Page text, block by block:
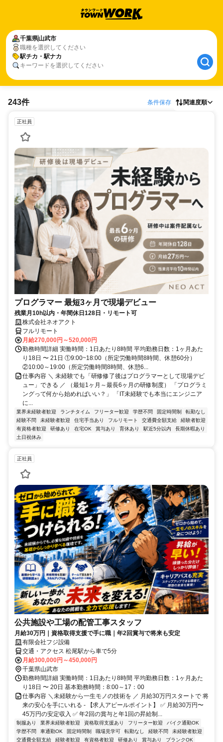
千葉県山武市
職種を選択してください
駅チカ・駅ナカ
キーワードを選択してください
243件 条件保存 関連度順
正社員
プログラマー 最短3ヶ月で現場デビュー
残業月10h以内・年間休日128日・リモート可
株式会社ネオアクト
フルリモート
月給270,000円～520,000円
勤務時間詳細 実働時間：1日あたり8時間 平均勤務日数：1ヶ月あた
り18日 〜 21日 ①9:00~18:00（所定労働時間8時間、休憩60分）
②10:00～19:00（所定労働時間8時間、休憩6...
仕事内容 ＼ 未経験でも「研修修了後はプログラマーとして現場デビ
ュー」できる ／ （最短1ヶ月～最長6ヶ月の研修制度） 「プログラミ
ングって何から始めればいい？」 「IT未経験でも本当にエンジニア
に...
業界未経験者歓迎 ランチタイム フリーター歓迎 学歴不問 固定時間制
転勤なし
経験不問
未経験者歓迎 住宅手当あり フルリモート 交通費全額支給
経験者歓迎
有資格者歓迎
研修あり 在宅OK 賞与あり 育休あり 駅近5分以内
長期休暇あり
土日祝休み
正社員
公共施設や工場の配管工事スタッフ
月給30万円｜資格取得支援で手に職｜年2回賞与で将来も安定
有限会社フジ設備
交通・アクセス 松尾駅から車で5分
月給300,000円～450,000円
千葉県山武市
勤務時間詳細 実働時間：1日あたり8時間 平均勤務日数：1ヶ月あた
り18日 〜 20日 基本勤務時間：8:00～17：00
仕事内容 ＼未経験から一生モノの技術を ／ 月給30万円スタートで 将
来の安心を手にいれる - 【求人アピールポイント】 ✅ 月給30万円〜
45万円の安定収入 ✅ 年2回の賞与と年1回の昇給制...
制服あり 業界未経験者歓迎 資格取得支援あり フリーター歓迎
バイク通勤OK
学歴不問
車通勤OK 固定時間制 職場見学可 転勤なし 経験不問
未経験者歓迎
交通費全額支給
経験者歓迎 有資格者歓迎 研修あり 賞与あり
ブランクOK